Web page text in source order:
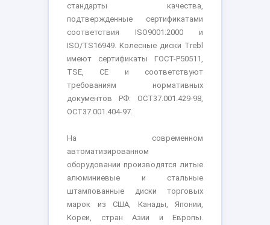
стандарты качества,
подтвержденные сертификатами
соответствия ISO9001:2000 и
ISO/TS16949. Колесные диски Trebl
имеют сертификаты ГОСТ-Р50511,
TSE, CE и соответствуют
требованиям нормативных
документов РФ: ОСТ37.001.429-98,
ОСТ37.001.404-97.
На современном
автоматизированном
оборудовании производятся литые
алюминиевые и стальные
штампованные диски торговых
марок из США, Канады, Японии,
Кореи, стран Азии и Европы.